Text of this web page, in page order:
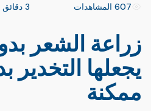
607 المشاهدات 3 دقائق قراءة
زراعة الشعر
يجعلها التخدير
ممكنة